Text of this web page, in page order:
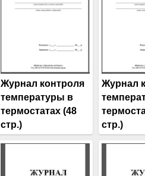
Журнал контроля
температуры в
термостатах (48
стр.)
Журнал
стр.)